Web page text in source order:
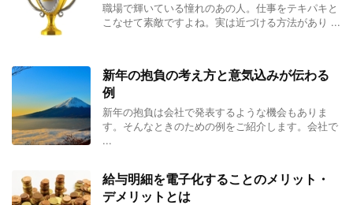
職場で輝いている憧れのあの人。仕事をテキパキと
こなせて素敵ですよね。実は近づける方法があり ...
新年の抱負の考え方と意気込みが伝わる
例
新年の抱負は会社で発表するような機会もありま
す。そんなときのための例をご紹介します。会社で
...
給与明細を電子化することのメリット・
デメリットとは